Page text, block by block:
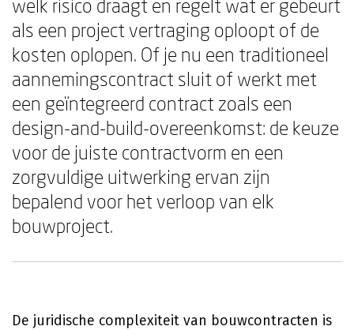
welk risico draagt en regelt wat er gebeurt
als een project vertraging oploopt of de
kosten oplopen. Of je nu een traditioneel
aannemingscontract sluit of werkt met
een geïntegreerd contract zoals een
design-and-build-overeenkomst: de keuze
voor de juiste contractvorm en een
zorgvuldige uitwerking ervan zijn
bepalend voor het verloop van elk
bouwproject.
De juridische complexiteit van bouwcontracten is